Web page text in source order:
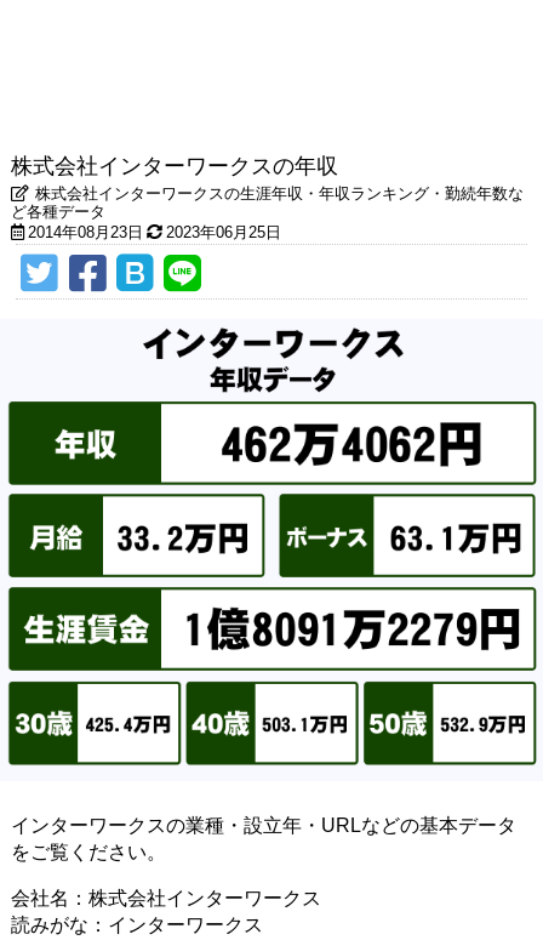
株式会社インターワークスの年収
株式会社インターワークスの生涯年収・年収ランキング・勤続年数な
ど各種データ
2014年08月23日
2023年06月25日
インターワークスの業種・設立年・URLなどの基本データ
をご覧ください。
会社名：株式会社インターワークス
読みがな：インターワークス